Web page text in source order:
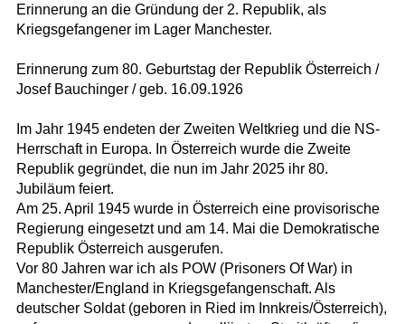
Erinnerung an die Gründung der 2. Republik, als
Kriegsgefangener im Lager Manchester.
Erinnerung zum 80. Geburtstag der Republik Österreich /
Josef Bauchinger / geb. 16.09.1926
Im Jahr 1945 endeten der Zweiten Weltkrieg und die NS-
Herrschaft in Europa. In Österreich wurde die Zweite
Republik gegründet, die nun im Jahr 2025 ihr 80.
Jubiläum feiert.
Am 25. April 1945 wurde in Österreich eine provisorische
Regierung eingesetzt und am 14. Mai die Demokratische
Republik Österreich ausgerufen.
Vor 80 Jahren war ich als POW (Prisoners Of War) in
Manchester/England in Kriegsgefangenschaft. Als
deutscher Soldat (geboren in Ried im Innkreis/Österreich),